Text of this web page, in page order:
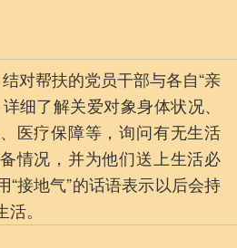
对帮扶的党员干部与各自“亲
细了解关爱对象身体状况、
医疗保障等，询问有无生活
情况，并为他们送上生活必
“接地气”的话语表示以后会持
。